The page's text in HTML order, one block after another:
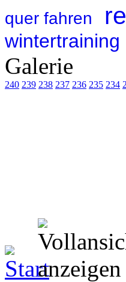
quer fahren
wintertraining
Galerie
240 239 238 237 236 235 234